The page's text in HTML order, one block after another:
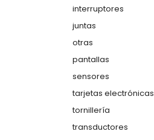
interruptores
juntas
otras
pantallas
sensores
tarjetas electrónicas
tornillería
transductores